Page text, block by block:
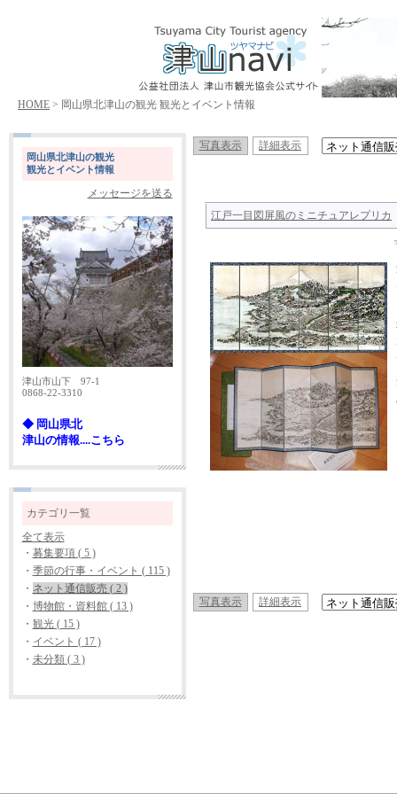
HOME > 岡山県北津山の観光 観光とイベント情報
岡山県北津山の観光
観光とイベント情報
メッセージを送る
津山市山下 97-1
0868-22-3310
◆ 岡山県北
津山の情報....こちら
カテゴリ一覧
全て表示
・ 募集要項 ( 5 )
・ 季節の行事・イベント ( 115 )
・ ネット通信販売 ( 2 )
・ 博物館・資料館 ( 13 )
・ 観光 ( 15 )
・ イベント ( 17 )
・ 未分類 ( 3 )
写真表示 詳細表示
江戸一目図屏風のミニチュアレプリカ
写真表示 詳細表示